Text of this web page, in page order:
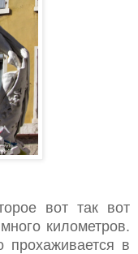
вот так вот
километров.
в